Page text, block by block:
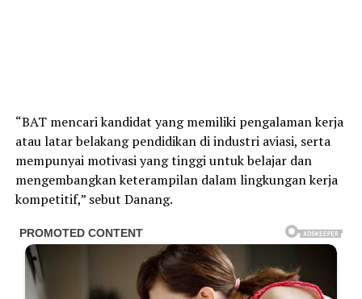
“BAT mencari kandidat yang memiliki pengalaman kerja
atau latar belakang pendidikan di industri aviasi, serta
mempunyai motivasi yang tinggi untuk belajar dan
mengembangkan keterampilan dalam lingkungan kerja
kompetitif,” sebut Danang.